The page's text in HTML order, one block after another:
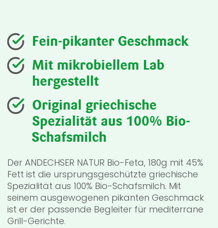
Fein-pikanter Geschmack
Mit mikrobiellem Lab
hergestellt
Original griechische
Spezialität aus 100% Bio-
Schafsmilch
Der ANDECHSER NATUR Bio-Feta, 180g mit 45%
Fett ist die ursprungsgeschützte griechische
Spezialität aus 100% Bio-Schafsmilch. Mit
seinem ausgewogenen pikanten Geschmack
ist er der passende Begleiter für mediterrane
Grill-Gerichte.